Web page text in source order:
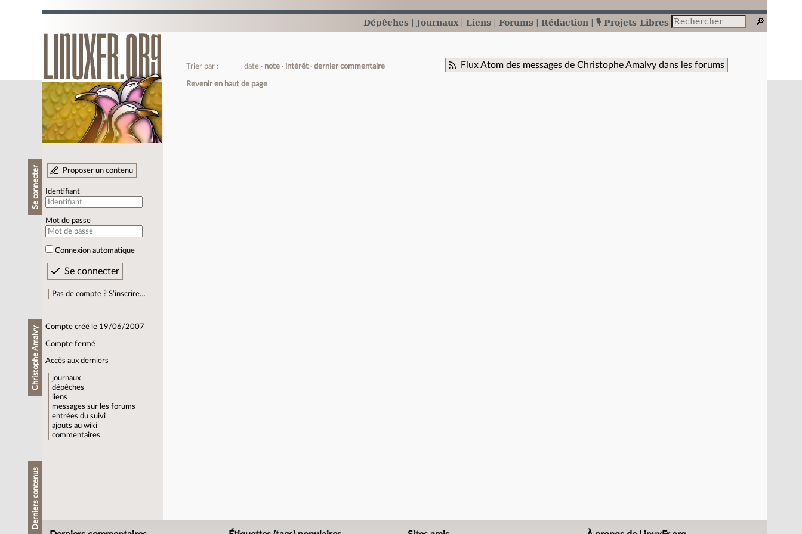
Dépêches Journaux Liens Forums Rédaction 🎙️ Projets Libres
Se connecter Proposer un contenu
Identifiant
Mot de passe
Connexion automatique
Pas de compte ? S’inscrire…
Christophe Amalvy Compte créé le 19/06/2007
Compte fermé
Accès aux derniers
journaux
dépêches
liens
messages sur les forums
entrées du suivi
ajouts au wiki
commentaires
Derniers contenus
Flux Atom des messages de Christophe Amalvy dans les forums
Trier par : date note intérêt dernier commentaire
Revenir en haut de page